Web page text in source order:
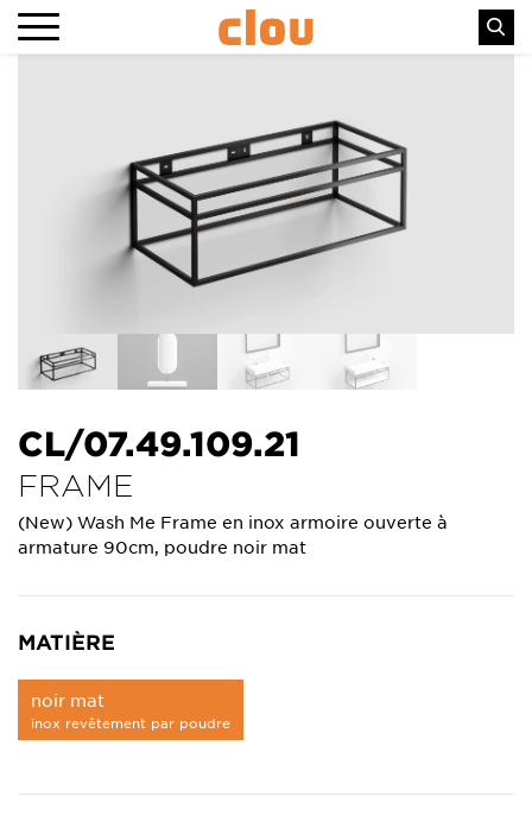
CL/07.49.109.21
FRAME
(New) Wash Me Frame en inox armoire ouverte à
armature 90cm, poudre noir mat
MATIÈRE
noir mat
inox revêtement par poudre